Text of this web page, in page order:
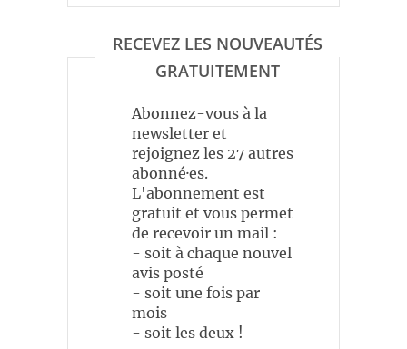
RECEVEZ LES NOUVEAUTÉS
GRATUITEMENT
Abonnez-vous à la
newsletter et
rejoignez les 27 autres
abonné·es.
L'abonnement est
gratuit et vous permet
de recevoir un mail :
- soit à chaque nouvel
avis posté
- soit une fois par
mois
- soit les deux !